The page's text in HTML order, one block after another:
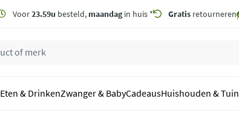
Voor23.59u besteld, maandagin huis * Gratis retourneren
Eten & DrinkenZwanger & BabyCadeausHuishouden & Tuin